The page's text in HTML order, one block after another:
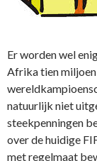
Er worden wel
Afrika tien
natuurlijk niet
steekpenningen
over de huidige
met regelmaat